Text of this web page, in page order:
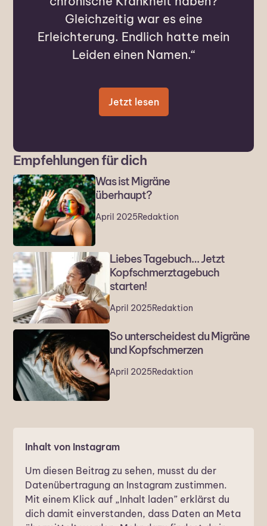
Gleichzeitig war es eine
Erleichterung. Endlich hatte mein
Leiden einen Namen.“
Jetzt lesen
Empfehlungen für dich
Was ist Migräne
überhaupt?
April 2025Redaktion
Liebes Tagebuch… Jetzt
Kopfschmerztagebuch
starten!
April 2025Redaktion
So unterscheidest du Migräne
und Kopfschmerzen
April 2025Redaktion
Inhalt von Instagram
Um diesen Beitrag zu sehen, musst du der
Datenübertragung an Instagram zustimmen.
Mit einem Klick auf „Inhalt laden” erklärst du
dich damit einverstanden, dass Daten an Meta